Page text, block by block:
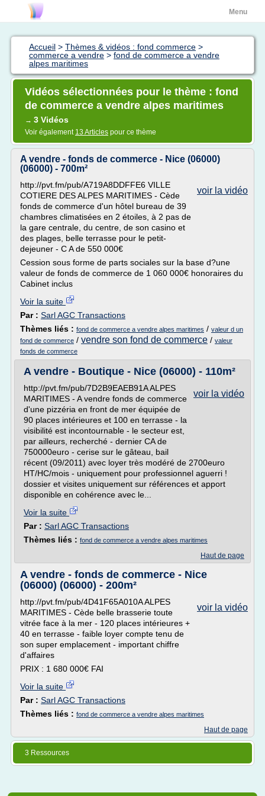
Menu
Accueil > Thèmes & vidéos : fond commerce >
commerce a vendre > fond de commerce a vendre
alpes maritimes
Vidéos sélectionnées pour le thème : fond
de commerce a vendre alpes maritimes
→ 3 Vidéos
Voir également 13 Articles pour ce thème
A vendre - fonds de commerce - Nice (06000)
(06000) - 700m²
voir la vidéo
http://pvt.fm/pub/A719A8DDFFE6 VILLE
COTIERE DES ALPES MARITIMES - Cède
fonds de commerce d'un hôtel bureau de 39
chambres climatisées en 2 étoiles, à 2 pas de
la gare centrale, du centre, de son casino et
des plages, belle terrasse pour le petit-
dejeuner - C A de 550 000€
Cession sous forme de parts sociales sur la base d?une
valeur de fonds de commerce de 1 060 000€ honoraires du
Cabinet inclus
Voir la suite
Par : Sarl AGC Transactions
Thèmes liés : fond de commerce a vendre alpes maritimes / valeur d un
fond de commerce / vendre son fond de commerce / valeur
fonds de commerce
A vendre - Boutique - Nice (06000) - 110m²
voir la vidéo
http://pvt.fm/pub/7D2B9EAEB91A ALPES
MARITIMES - A vendre fonds de commerce
d'une pizzéria en front de mer équipée de
90 places intérieures et 100 en terrasse - la
visibilité est incontournable - le secteur est,
par ailleurs, recherché - dernier CA de
750000euro - cerise sur le gâteau, bail
récent (09/2011) avec loyer très modéré de 2700euro
HT/HC/mois - uniquement pour professionnel aguerri !
dossier et visites uniquement sur références et apport
disponible en cohérence avec le...
Voir la suite
Par : Sarl AGC Transactions
Thèmes liés : fond de commerce a vendre alpes maritimes
Haut de page
A vendre - fonds de commerce - Nice
(06000) (06000) - 200m²
voir la vidéo
http://pvt.fm/pub/4D41F65A010A ALPES
MARITIMES - Cède belle brasserie toute
vitrée face à la mer - 120 places intérieures +
40 en terrasse - faible loyer compte tenu de
son super emplacement - important chiffre
d'affaires
PRIX : 1 680 000€ FAI
Voir la suite
Par : Sarl AGC Transactions
Thèmes liés : fond de commerce a vendre alpes maritimes
Haut de page
3 Ressources